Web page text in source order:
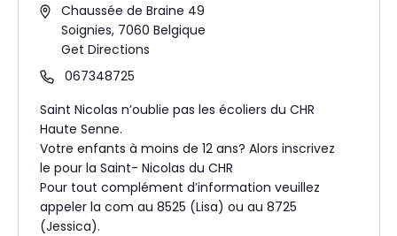
Chaussée de Braine 49
Soignies, 7060 Belgique
Get Directions
067348725
Saint Nicolas n’oublie pas les écoliers du CHR
Haute Senne.
Votre enfants à moins de 12 ans? Alors inscrivez
le pour la Saint- Nicolas du CHR
Pour tout complément d’information veuillez
appeler la com au 8525 (Lisa) ou au 8725
(Jessica).